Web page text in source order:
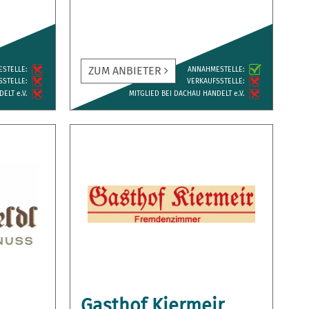
e.V.
ZUM ANBIETER
ANNAH­MESTELLE:
VERKAUFS­STELLE:
MITGLIED BEI DACHAU HANDELT e.V.